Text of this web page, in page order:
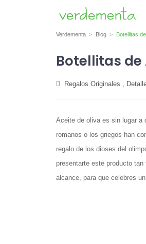
Verdementa Blog Botellitas
Botellitas
Regalos Originales
Aceite de oliva es sin lugar a
romanos o los griegos han
regalo de los dioses del
presentarte este producto
alcance, para que celebres